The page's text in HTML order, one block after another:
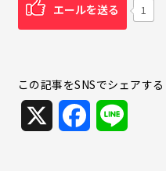
エールを送る 1
この記事をSNSでシェアする